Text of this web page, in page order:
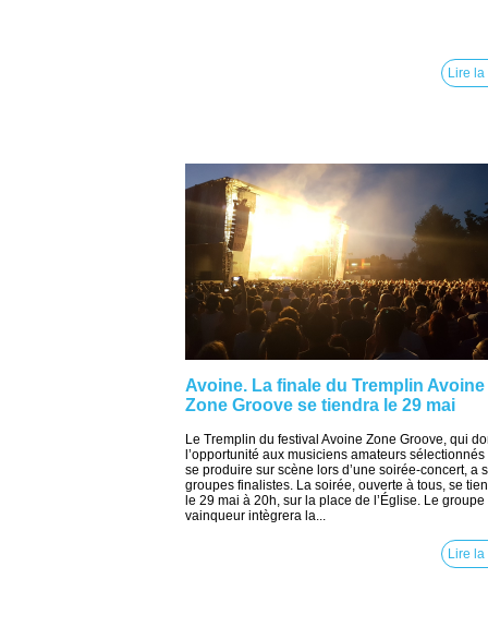
Lire la
Avoine. La finale du Tremplin Avoine
Zone Groove se tiendra le 29 mai
Le Tremplin du festival Avoine Zone Groove, qui
l’opportunité aux musiciens amateurs sélectionnés
se produire sur scène lors d’une soirée-concert, a
groupes finalistes. La soirée, ouverte à tous, se
le 29 mai à 20h, sur la place de l’Église. Le groupe
vainqueur intègrera la...
Lire la